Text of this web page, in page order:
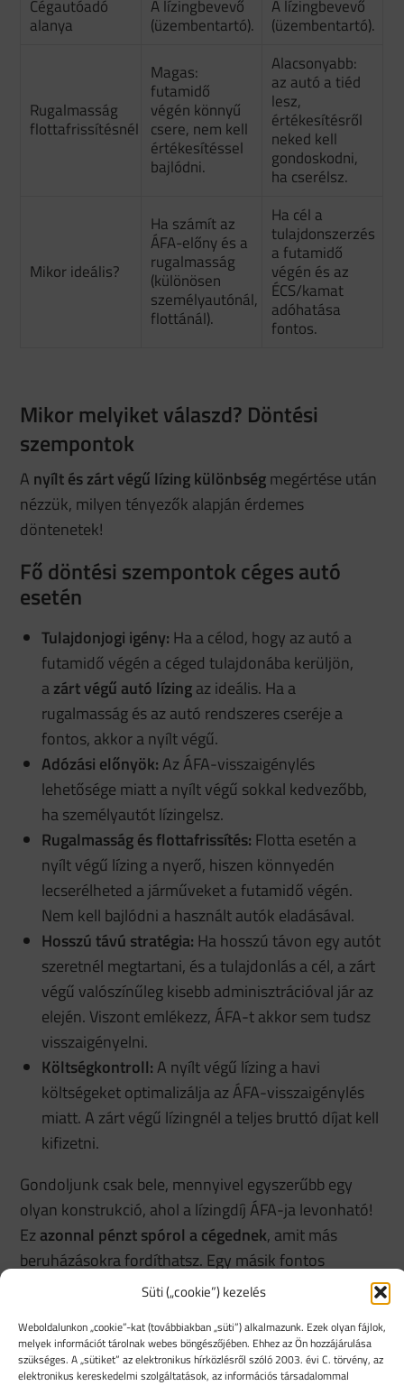
Süti („cookie”) kezelés
Weboldalunkon „cookie”-kat (továbbiakban „süti”) alkalmazunk. Ezek olyan fájlok,
melyek információt tárolnak webes böngészőjében. Ehhez az Ön hozzájárulása
szükséges. A „sütiket” az elektronikus hírközlésről szóló 2003. évi C. törvény, az
elektronikus kereskedelmi szolgáltatások, az információs társadalommal
Cégautóadó
alanya
A lízingbevevő
(üzembentartó).
A lízingbevevő
(üzembentartó).
Rugalmasság
flottafrissítésnél
Magas:
futamidő
végén könnyű
csere, nem kell
értékesítéssel
bajlódni.
Alacsonyabb:
az autó a tiéd
lesz,
értékesítésről
neked kell
gondoskodni,
ha cserélsz.
Mikor ideális?
Ha számít az
ÁFA-előny és a
rugalmasság
(különösen
személyautónál,
flottánál).
Ha cél a
tulajdonszerzés
a futamidő
végén és az
ÉCS/kamat
adóhatása
fontos.
Mikor melyiket válaszd? Döntési
szempontok
A nyílt és zárt végű lízing különbségmegértése után
nézzük, milyen tényezők alapján érdemes
döntenetek!
Fő döntési szempontok céges autó
esetén
Tulajdonjogi igény: Ha a célod, hogy az autó a
futamidő végén a céged tulajdonába kerüljön,
azárt végű autó lízingaz ideális. Ha a
rugalmasság és az autó rendszeres cseréje a
fontos, akkor a nyílt végű.
Adózási előnyök:Az ÁFA-visszaigénylés
lehetősége miatt a nyílt végű sokkal kedvezőbb,
ha személyautót lízingelsz.
Rugalmasság és flottafrissítés: Flotta esetén a
nyílt végű lízing a nyerő, hiszen könnyedén
lecserélheted a járműveket a futamidő végén.
Nem kell bajlódni a használt autók eladásával.
Hosszú távú stratégia: Ha hosszú távon egy autót
szeretnél megtartani, és a tulajdonlás a cél, a zárt
végű valószínűleg kisebb adminisztrációval jár az
elején. Viszont emlékezz, ÁFA-t akkor sem tudsz
visszaigényelni.
Költségkontroll:A nyílt végű lízing a havi
költségeket optimalizálja az ÁFA-visszaigénylés
miatt. A zárt végű lízingnél a teljes bruttó díjat kell
kifizetni.
Gondoljunk csak bele, mennyivel egyszerűbb egy
olyan konstrukció, ahol a lízingdíj ÁFA-ja levonható!
Ezazonnal pénzt spórol a cégednek, amit más
beruházásokra fordíthatsz. Egy másik fontos
szempont a maradványérték kezelése. A nyílt végű
Megveszed az autóta maradványértéken.
Visszaadoda lízingbeadónak.